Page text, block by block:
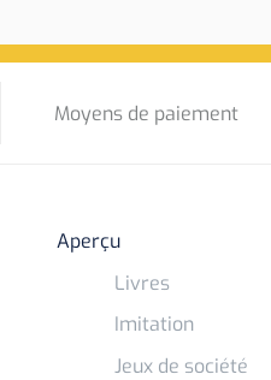
Moyens de paiement
Aperçu
Livres
Imitation
Jeux de société